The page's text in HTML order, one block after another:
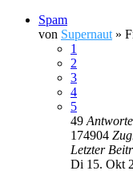
Spam
von Supernaut »
1
2
3
4
5
49
174904
Letzter
Di 15. Okt